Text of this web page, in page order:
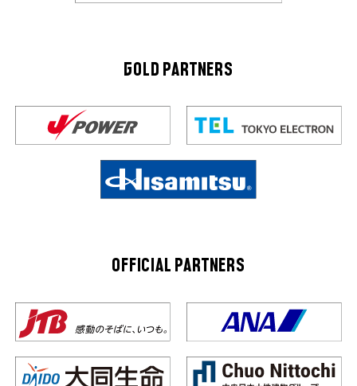
GOLD PARTNERS
OFFICIAL PARTNERS